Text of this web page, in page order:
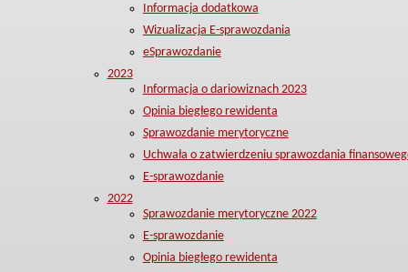
Informacja dodatkowa
Wizualizacja E-sprawozdania
eSprawozdanie
2023
Informacja o dariowiznach 2023
Opinia biegłego rewidenta
Sprawozdanie merytoryczne
Uchwała o zatwierdzeniu sprawozdania
E-sprawozdanie
2022
Sprawozdanie merytoryczne 2022
E-sprawozdanie
Opinia biegłego rewidenta